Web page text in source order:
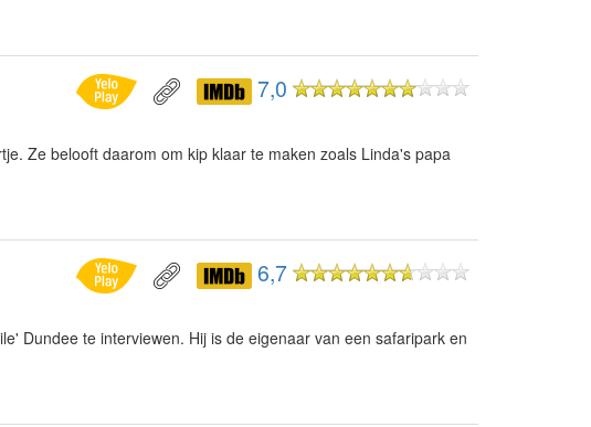
7,0
Ze belooft daarom om kip klaar te maken zoals Linda's papa
6,7
Dundee te interviewen. Hij is de eigenaar van een safaripark en